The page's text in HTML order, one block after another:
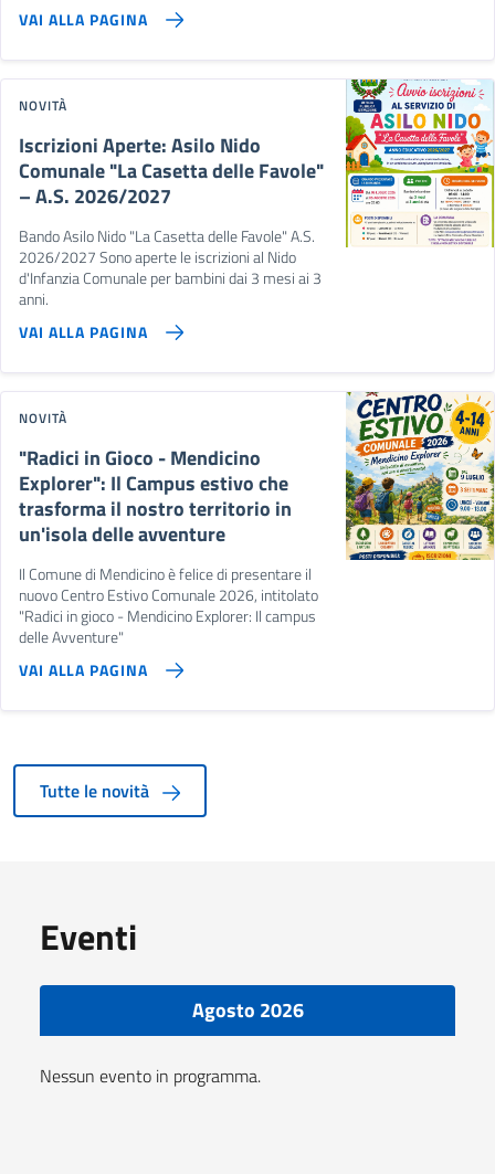
VAI ALLA PAGINA
NOVITÀ
Iscrizioni Aperte: Asilo Nido
Comunale "La Casetta delle Favole"
– A.S. 2026/2027
Bando Asilo Nido "La Casetta delle Favole" A.S.
2026/2027 Sono aperte le iscrizioni al Nido
d'Infanzia Comunale per bambini dai 3 mesi ai 3
anni.
VAI ALLA PAGINA
NOVITÀ
"Radici in Gioco - Mendicino
Explorer": Il Campus estivo che
trasforma il nostro territorio in
un'isola delle avventure
Il Comune di Mendicino è felice di presentare il
nuovo Centro Estivo Comunale 2026, intitolato
"Radici in gioco - Mendicino Explorer: Il campus
delle Avventure"
VAI ALLA PAGINA
Tutte le novità
Eventi
Agosto 2026
Nessun evento in programma.